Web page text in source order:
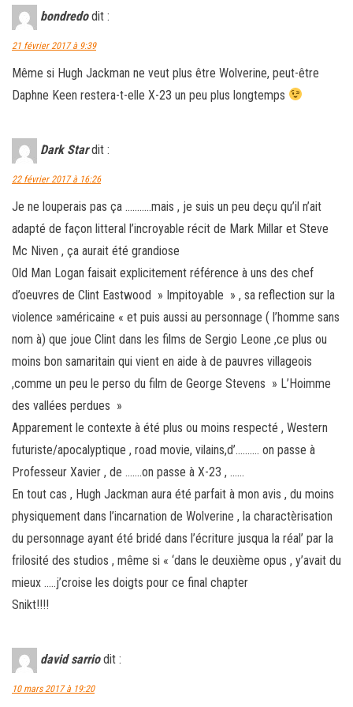
bondredo dit :
21 février 2017 à 9:39
Même si Hugh Jackman ne veut plus être Wolverine, peut-être
Daphne Keen restera-t-elle X-23 un peu plus longtemps
Dark Star dit :
22 février 2017 à 16:26
Je ne louperais pas ça ………..mais , je suis un peu deçu qu’il n’ait
adapté de façon litteral l’incroyable récit de Mark Millar et Steve
Mc Niven , ça aurait été grandiose
Old Man Logan faisait explicitement référence à uns des chef
d’oeuvres de Clint Eastwood » Impitoyable » , sa reflection sur la
violence »américaine « et puis aussi au personnage ( l’homme sans
nom à) que joue Clint dans les films de Sergio Leone ,ce plus ou
moins bon samaritain qui vient en aide à de pauvres villageois
,comme un peu le perso du film de George Stevens » L’Hoimme
des vallées perdues »
Apparement le contexte à été plus ou moins respecté , Western
futuriste/apocalyptique , road movie, vilains,d’………. on passe à
Professeur Xavier , de …….on passe à X-23 , ……
En tout cas , Hugh Jackman aura été parfait à mon avis , du moins
physiquement dans l’incarnation de Wolverine , la charactèrisation
du personnage ayant été bridé dans l’écriture jusqua la réal’ par la
frilosité des studios , même si « ‘dans le deuxième opus , y’avait du
mieux …..j’croise les doigts pour ce final chapter
Snikt!!!!
david sarrio dit :
10 mars 2017 à 19:20